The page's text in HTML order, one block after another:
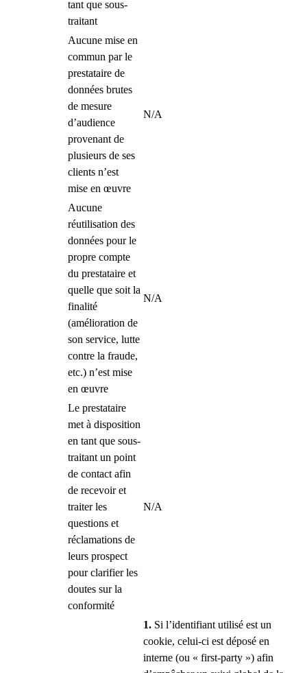
tant que sous-
traitant
Aucune mise en
commun par le
prestataire de
données brutes
de mesure
d’audience
provenant de
plusieurs de ses
clients n’est
mise en œuvre
N/A
Aucune
réutilisation des
données pour le
propre compte
du prestataire et
quelle que soit la
finalité
(amélioration de
son service, lutte
contre la fraude,
etc.) n’est mise
en œuvre
N/A
Le prestataire
met à disposition
en tant que sous-
traitant un point
de contact afin
de recevoir et
traiter les
questions et
réclamations de
leurs prospect
pour clarifier les
doutes sur la
conformité
N/A
1. Si l’identifiant utilisé est un
cookie, celui-ci est déposé en
interne (ou « first-party ») afin